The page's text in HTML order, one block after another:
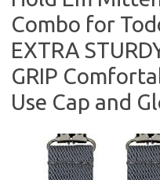
Combo for
EXTRA
GRIP
Use Cap and